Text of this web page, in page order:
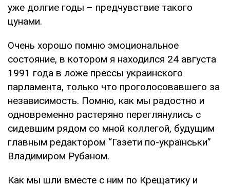
уже долгие годы – предчувствие такого
цунами.
Очень хорошо помню эмоциональное
состояние, в котором я находился 24 августа
1991 года в ложе прессы украинского
парламента, только что проголосовавшего за
независимость. Помню, как мы радостно и
одновременно растеряно переглянулись с
сидевшим рядом со мной коллегой, будущим
главным редактором “Газети по-українськи”
Владимиром Рубаном.
Как мы шли вместе с ним по Крещатику и